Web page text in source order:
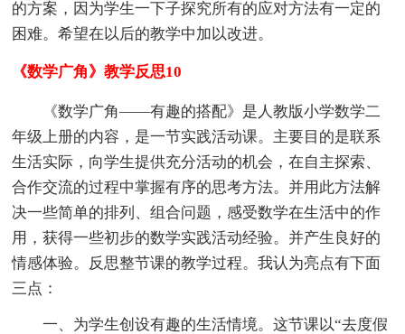
的方案，因为学生一下子探究所有的应对方法有一定的
困难。希望在以后的教学中加以改进。
《数学广角》教学反思10
《数学广角——有趣的搭配》是人教版小学数学二
年级上册的内容，是一节实践活动课。主要目的是联系
生活实际，向学生提供充分活动的机会，在自主探索、
合作交流的过程中掌握有序的思考方法。并用此方法解
决一些简单的排列、组合问题，感受数学在生活中的作
用，获得一些初步的数学实践活动经验。并产生良好的
情感体验。反思整节课的教学过程。我认为亮点有下面
三点：
一、为学生创设有趣的生活情境。这节课以“去度假